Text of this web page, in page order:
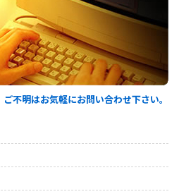
ご不明はお気軽にお問い合わせ下さい。